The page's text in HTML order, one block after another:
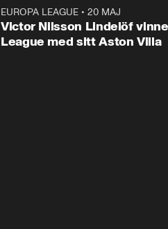
EUROPA LEAGUE • 20 MAJ
Victor Nilsson Lindelöf
League med sitt Aston Villa